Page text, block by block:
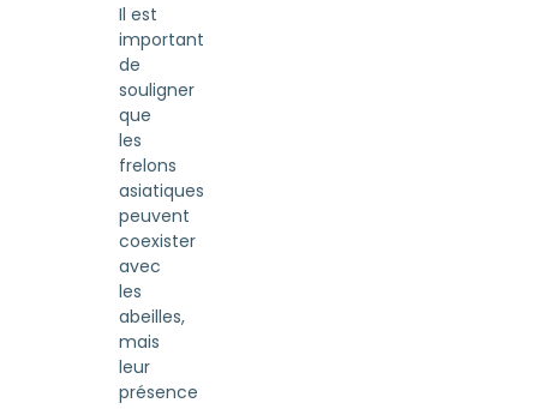
Il est
important
de
souligner
que
les
frelons
asiatiques
peuvent
coexister
avec
les
abeilles,
mais
leur
présence